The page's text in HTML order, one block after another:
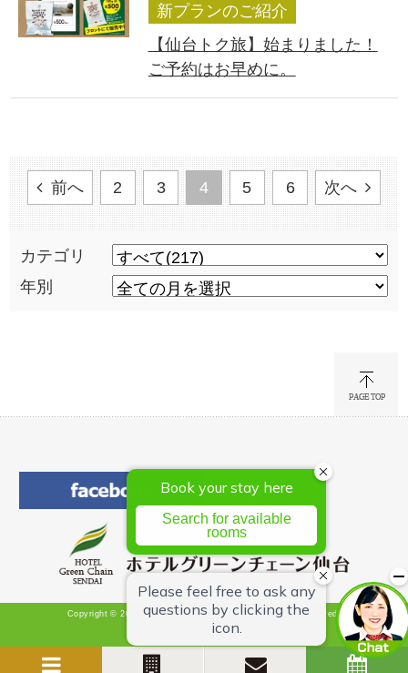
新プランのご紹介
【仙台トク旅】始まりました！
ご予約はお早めに。
前へ 2 3 4 5 6 次へ
カテゴリ
年別
Copyright © 2026 Hotel Green Chain Sendai All Rights Reserved.